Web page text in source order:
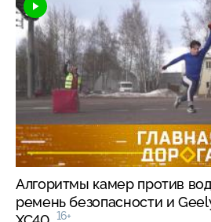
Алгоритмы камер против
ремень безопасности и
16+